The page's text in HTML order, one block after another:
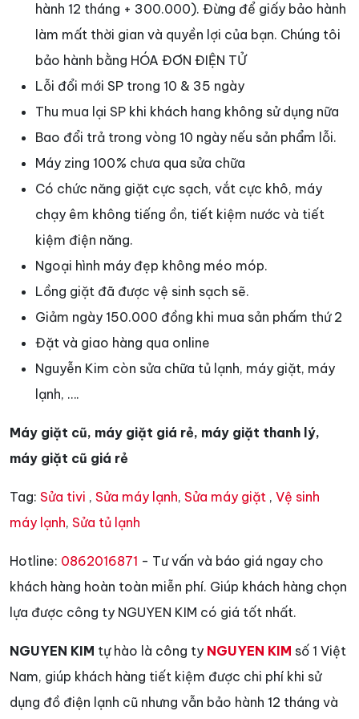
hành 12 tháng + 300.000). Đừng để giấy bảo hành
làm mất thời gian và quyền lợi của bạn. Chúng tôi
bảo hành bằng HÓA ĐƠN ĐIỆN TỬ
Lỗi đổi mới SP trong 10 & 35 ngày
Thu mua lại SP khi khách hang không sử dụng nữa
Bao đổi trả trong vòng 10 ngày nếu sản phẩm lỗi.
Máy zing 100% chưa qua sửa chữa
Có chức năng giặt cực sạch, vắt cực khô, máy
chạy êm không tiếng ồn, tiết kiệm nước và tiết
kiệm điện năng.
Ngoại hình máy đẹp không méo móp.
Lồng giặt đã được vệ sinh sạch sẽ.
Giảm ngày 150.000 đồng khi mua sản phấm thứ 2
Đặt và giao hàng qua online
Nguyễn Kim còn sửa chữa tủ lạnh, máy giặt, máy
lạnh, ….
Máy giặt cũ, máy giặt giá rẻ, máy giặt thanh lý,
máy giặt cũ giá rẻ
Tag: Sửa tivi , Sửa máy lạnh, Sửa máy giặt , Vệ sinh
máy lạnh, Sửa tủ lạnh
Hotline: 0862016871 - Tư vấn và báo giá ngay cho
khách hàng hoàn toàn miễn phí. Giúp khách hàng chọn
lựa được công ty NGUYEN KIM có giá tốt nhất.
NGUYEN KIM tự hào là công ty NGUYEN KIM số 1 Việt
Nam, giúp khách hàng tiết kiệm được chi phí khi sử
dụng đồ điện lạnh cũ nhưng vẫn bảo hành 12 tháng và